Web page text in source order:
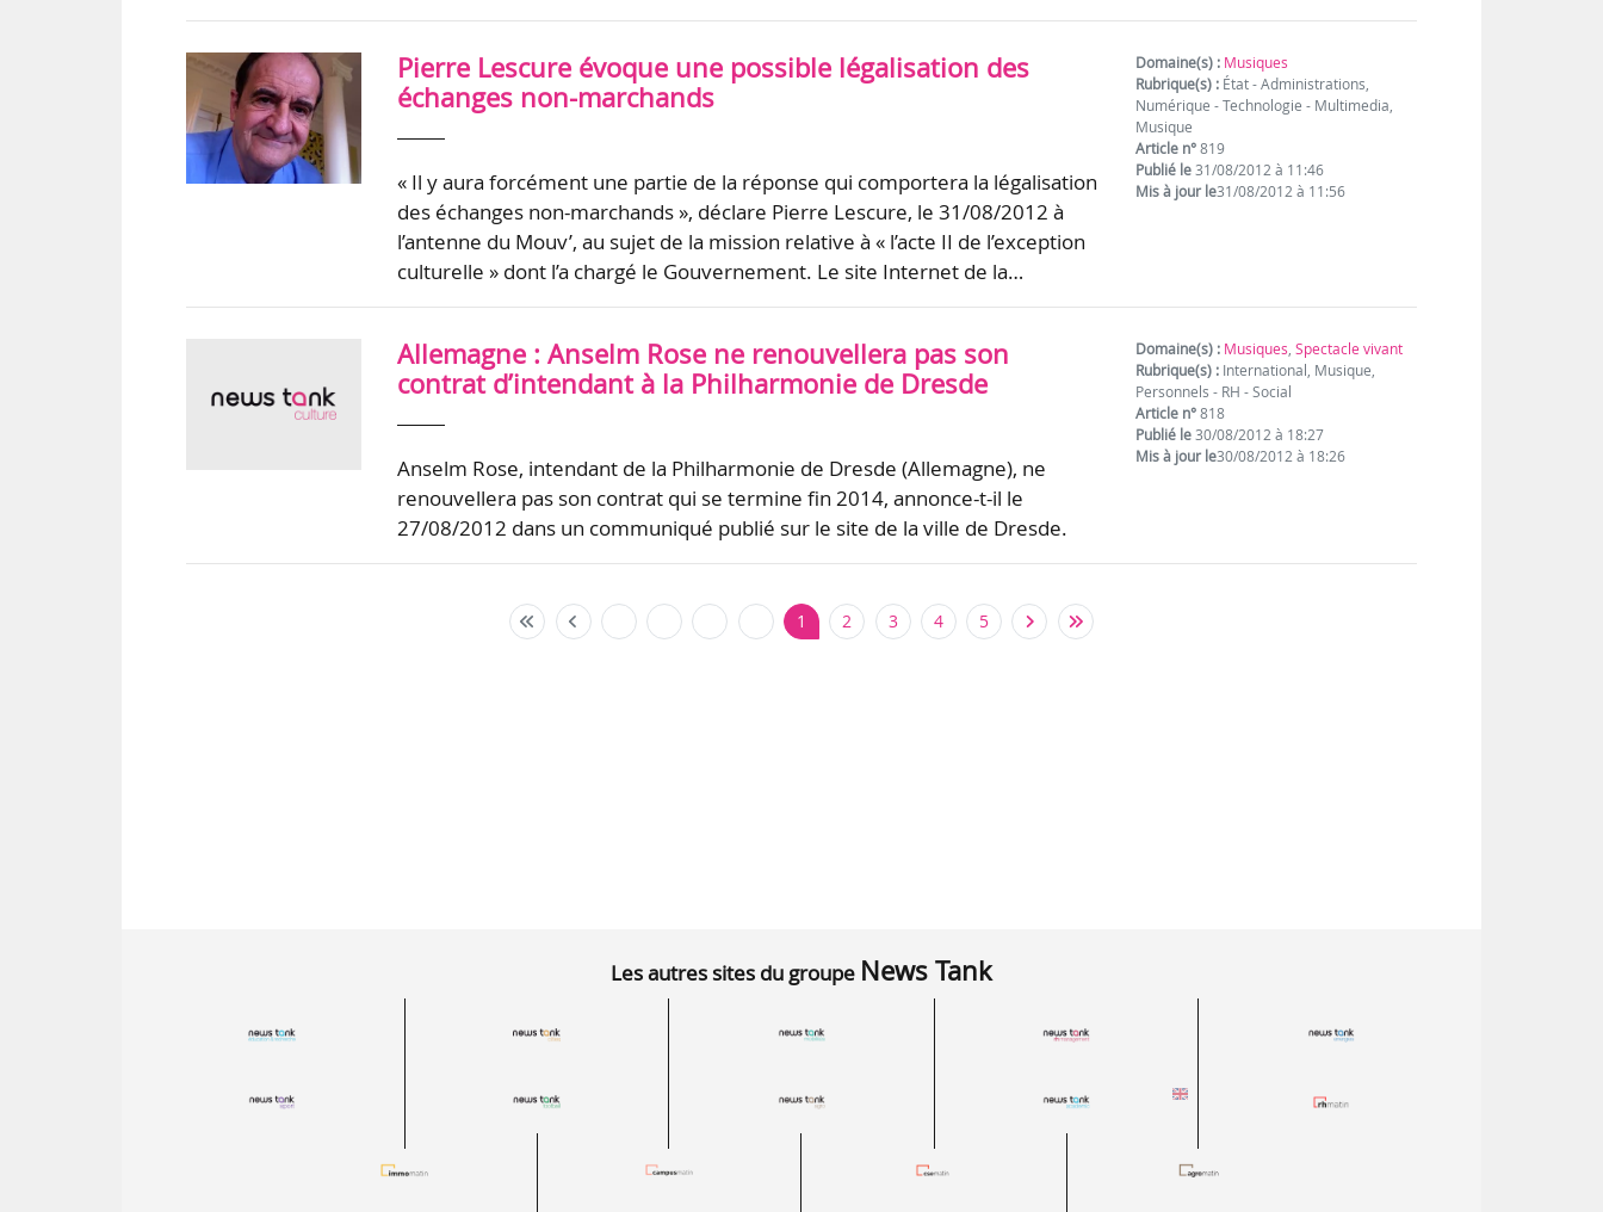
Pierre Lescure évoque une possible légalisation des
échanges non-marchands
« Il y aura forcément une partie de la réponse qui comportera la légalisation
des échanges non-marchands », déclare Pierre Lescure, le 31/08/2012 à
l’antenne du Mouv’, au sujet de la mission relative à « l’acte II de l’exception
culturelle » dont l’a chargé le Gouvernement. Le site Internet de la…
Domaine(s) : Musiques
Rubrique(s) : État - Administrations,
Numérique - Technologie - Multimedia,
Musique
Article n°819
Publié le31/08/2012 à 11:46
Mis à jour le31/08/2012 à 11:56
Allemagne : Anselm Rose ne renouvellera pas son
contrat d’intendant à la Philharmonie de Dresde
Anselm Rose, intendant de la Philharmonie de Dresde (Allemagne), ne
renouvellera pas son contrat qui se termine fin 2014, annonce-t-il le
27/08/2012 dans un communiqué publié sur le site de la ville de Dresde.
Domaine(s) : Musiques,Spectacle vivant
Rubrique(s) : International, Musique,
Personnels - RH - Social
Article n°818
Publié le30/08/2012 à 18:27
Mis à jour le30/08/2012 à 18:26
1 2 3 4 5
Les autres sites du groupe News Tank